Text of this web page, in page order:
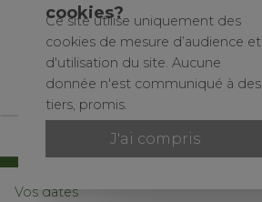
Websites for hotels
Site officiel
Vos dates
cookies?
Ce site utilise uniquement des
cookies de mesure d’audience et
d'utilisation du site. Aucune
donnée n'est communiqué à des
tiers, promis.
J'ai compris